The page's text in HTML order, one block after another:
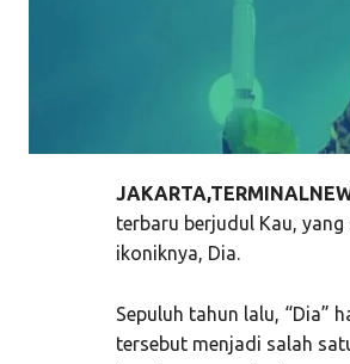
terbaru berjudul Kau,
ikoniknya, Dia.
Sepuluh tahun lalu, “Dia”
tersebut menjadi salah